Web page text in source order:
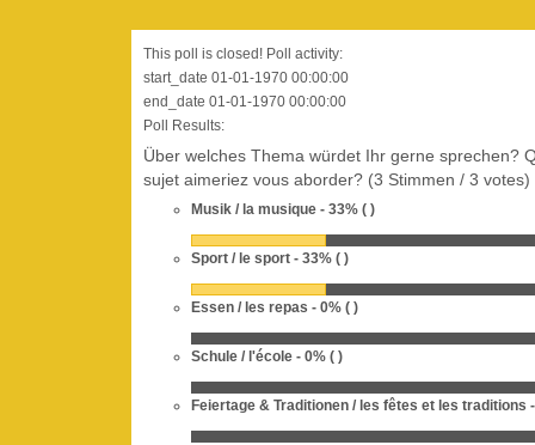
This poll is closed! Poll activity:
start_date 01-01-1970 00:00:00
end_date 01-01-1970 00:00:00
Poll Results:
Über welches Thema würdet Ihr gerne sprechen?
sujet aimeriez vous aborder? (3 Stimmen / 3 votes)
Musik / la musique - 33% ( )
Sport / le sport - 33% ( )
Essen / les repas - 0% ( )
Schule / l'école - 0% ( )
Feiertage & Traditionen / les fêtes et les traditions